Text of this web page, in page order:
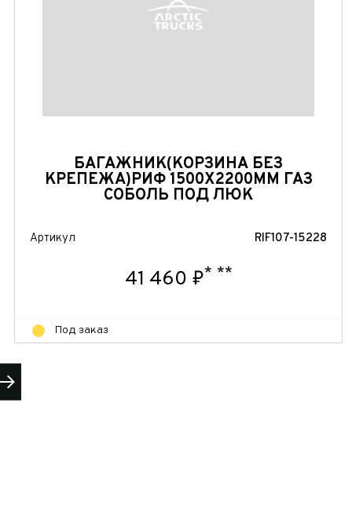
БАГАЖНИК(КОРЗИНА БЕЗ
КРЕПЕЖА)РИФ 1500Х2200ММ ГАЗ
СОБОЛЬ ПОД ЛЮК
Артикул RIF107-15228
41 460 ₽* **
Под заказ